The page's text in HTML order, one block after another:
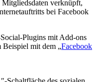
Mitgliedsdaten verknüpft,
bei Facebook
Plugins mit Add-ons
mit dem „Facebook